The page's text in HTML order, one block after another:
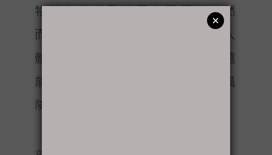
物性有著完整的蛋白質種類；然
而植物性來源能夠提供更多對人
體有益的膳食纖維、植化素，還
能降低心血管負擔引發的疾病風
險。